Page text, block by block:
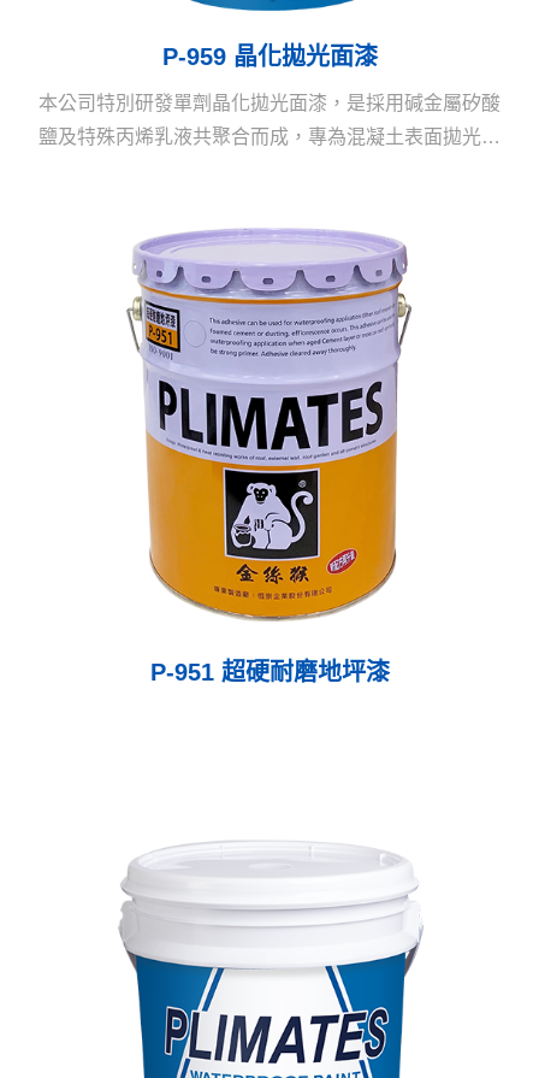
P-959 晶化拋光面漆
本公司特別研發單劑晶化拋光面漆，是採用碱金屬矽酸
鹽及特殊丙烯乳液共聚合而成，專為混凝土表面拋光養
P-951 超硬耐磨地坪漆